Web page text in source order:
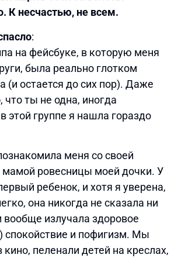
К несчастью, не всем.
:
на фейсбуке, в которую меня
была реально глотком
(и остается до сих пор). Даже
что ты не одна, иногда
этой группе я нашла гораздо
меня со своей
мамой ровесницы моей дочки. У
ребенок, и хотя я уверена,
она никогда не сказала ни
вообще излучала здоровое
спокойствие и пофигизм. Мы
кино, пеленали детей на креслах,